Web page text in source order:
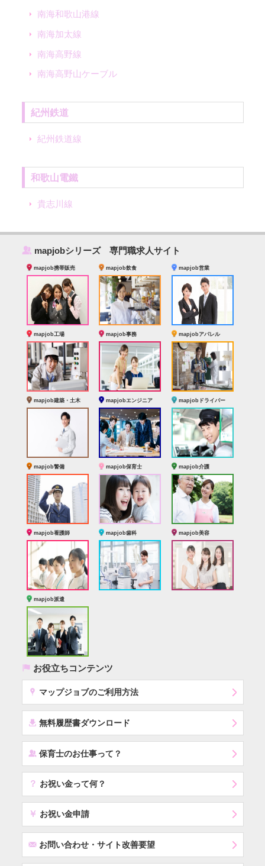
南海和歌山港線
南海加太線
南海高野線
南海高野山ケーブル
紀州鉄道
紀州鉄道線
和歌山電鐵
貴志川線
‰ mapjobシリーズ 専門職求人サイト
mapjob携帯販売 mapjob飲食 mapjob営業
mapjob工場 mapjob事務 mapjobアパレル
mapjob建築・土木 mapjobエンジニア mapjobドライバー
mapjob警備 mapjob保育士 mapjob介護
mapjob看護師 mapjob歯科 mapjob美容
mapjob派遣
( お役立ちコンテンツ
x マップジョブのご利用方法
í 無料履歴書ダウンロード
‰ 保育士のお仕事って？
？ お祝い金って何？
￥ お祝い金申請
Fお問い合わせ・サイト改善要望